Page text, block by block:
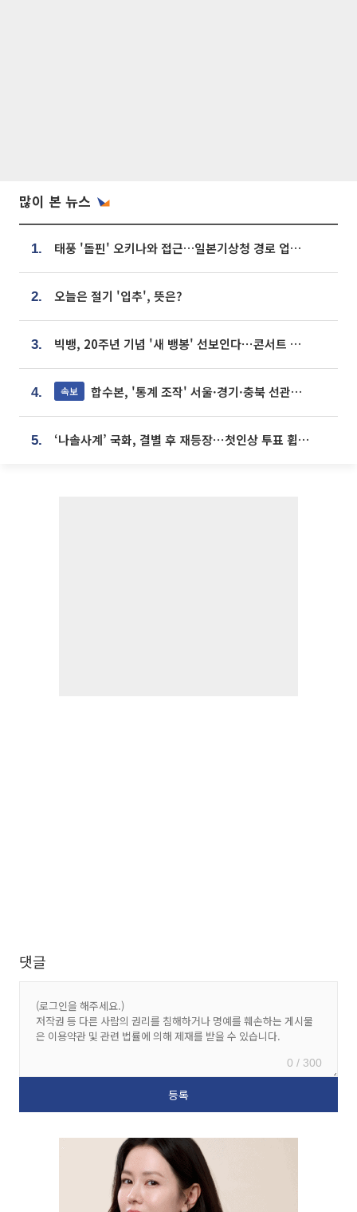
많이 본 뉴스
1. 태풍 '돌핀' 오키나와 접근…일본기상청 경로 업데이트
2. 오늘은 절기 '입추', 뜻은?
3. 빅뱅, 20주년 기념 '새 뱅봉' 선보인다⋯콘서트 앞두고 팝업 개최
4. 속보 합수본, '통계 조작' 서울·경기·충북 선관위 등 추가 압수수색
5. ‘나솔사계’ 국화, 결별 후 재등장⋯첫인상 투표 휩쓸고 ‘인기녀’ 등극
댓글
0 / 300